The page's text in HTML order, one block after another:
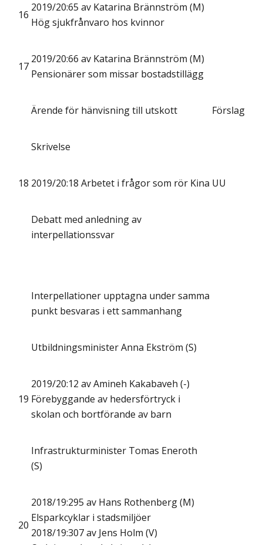
16
2019/20:65 av Katarina Brännström (M)
Hög sjukfrånvaro hos kvinnor
17
2019/20:66 av Katarina Brännström (M)
Pensionärer som missar bostadstillägg
Ärende för hänvisning till utskott Förslag
Skrivelse
18 2019/20:18 Arbetet i frågor som rör Kina UU
Debatt med anledning av
interpellationssvar
Interpellationer upptagna under samma
punkt besvaras i ett sammanhang
Utbildningsminister Anna Ekström (S)
19
2019/20:12 av Amineh Kakabaveh (-)
Förebyggande av hedersförtryck i
skolan och bortförande av barn
Infrastrukturminister Tomas Eneroth
(S)
20
2018/19:295 av Hans Rothenberg (M)
Elsparkcyklar i stadsmiljöer
2018/19:307 av Jens Holm (V)